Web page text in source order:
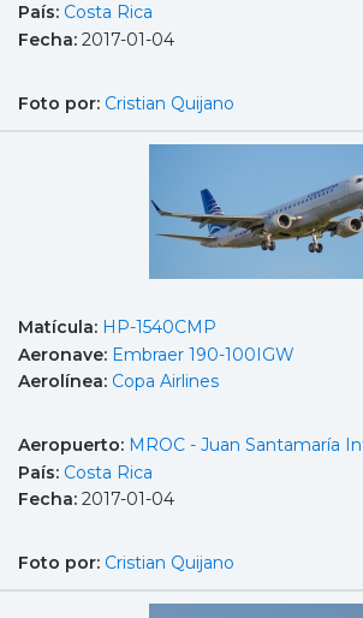
País: Costa Rica
Fecha: 2017-01-04
Foto por: Cristian Quijano
Matícula: HP-1540CMP
Aeronave: Embraer 190-100IGW
Aerolínea: Copa Airlines
Aeropuerto: MROC - Juan Santamaría
País: Costa Rica
Fecha: 2017-01-04
Foto por: Cristian Quijano